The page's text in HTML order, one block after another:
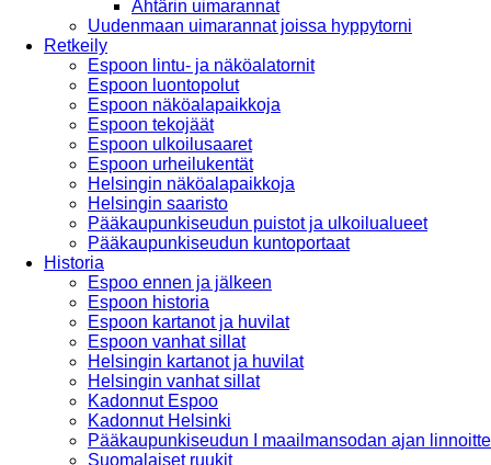
Ähtärin uimarannat
Uudenmaan uimarannat joissa hyppytorni
Retkeily
Espoon lintu- ja näköalatornit
Espoon luontopolut
Espoon näköalapaikkoja
Espoon tekojäät
Espoon ulkoilusaaret
Espoon urheilukentät
Helsingin näköalapaikkoja
Helsingin saaristo
Pääkaupunkiseudun puistot ja ulkoilualueet
Pääkaupunkiseudun kuntoportaat
Historia
Espoo ennen ja jälkeen
Espoon historia
Espoon kartanot ja huvilat
Espoon vanhat sillat
Helsingin kartanot ja huvilat
Helsingin vanhat sillat
Kadonnut Espoo
Kadonnut Helsinki
Pääkaupunkiseudun I maailmansodan ajan
Suomalaiset ruukit